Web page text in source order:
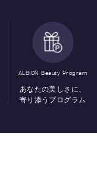
ALBION Beauty Program
あなたの美しさに、
寄り添うプログラム